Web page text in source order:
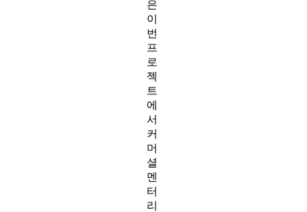
은
이
번
프
로
젝
트
에
서
커
머
셜
멘
터
리